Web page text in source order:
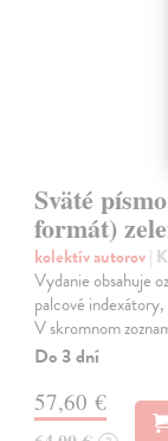
Sväté
formát)
kolektív autorov|
Vydanie obsahuje
palcové
V skromnom
Do 3 dní
57,60 €